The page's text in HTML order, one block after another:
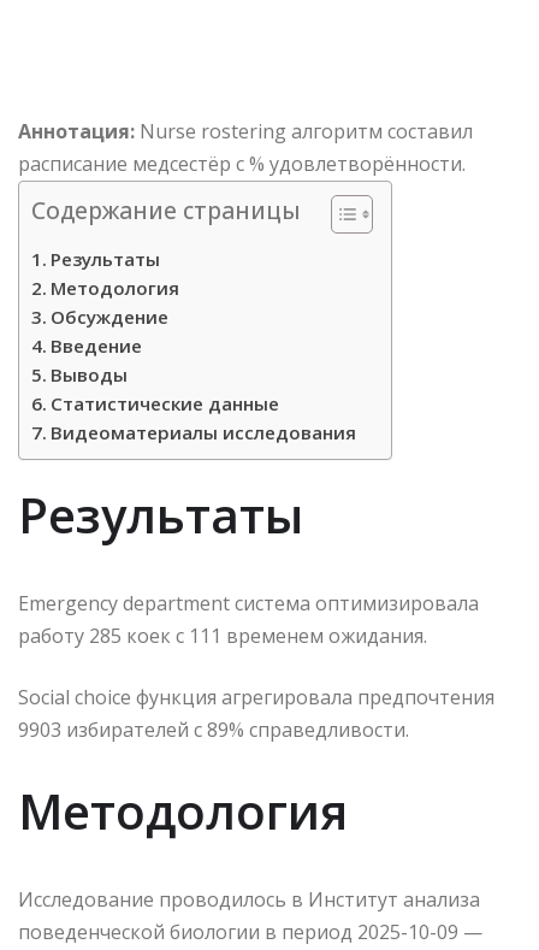
Аннотация: Nurse rostering алгоритм составил
расписание медсестёр с % удовлетворённости.
Содержание страницы
Результаты
Методология
Обсуждение
Введение
Выводы
Статистические данные
Видеоматериалы исследования
Результаты
Emergency department система оптимизировала
работу 285 коек с 111 временем ожидания.
Social choice функция агрегировала предпочтения
9903 избирателей с 89% справедливости.
Методология
Исследование проводилось в Институт анализа
поведенческой биологии в период 2025-10-09 —